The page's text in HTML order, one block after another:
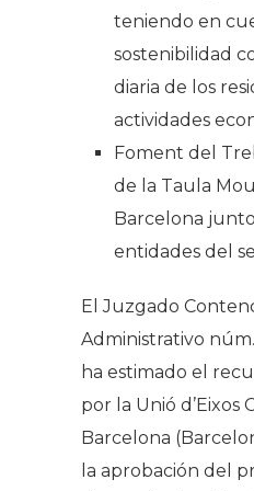
teniendo en
sostenibilidad
diaria de los
actividades
Foment del
de la Taula
Barcelona
entidades del
El Juzgado
Administrativo
ha estimado el
por la Unió d’Eixos
Barcelona
la aprobación del